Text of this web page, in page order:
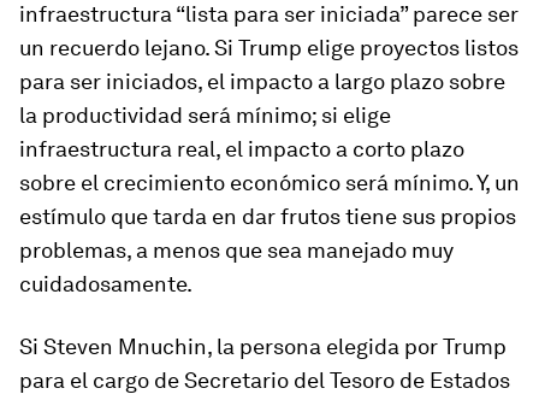
infraestructura “lista para ser iniciada” parece ser
un recuerdo lejano. Si Trump elige proyectos listos
para ser iniciados, el impacto a largo plazo sobre
la productividad será mínimo; si elige
infraestructura real, el impacto a corto plazo
sobre el crecimiento económico será mínimo. Y, un
estímulo que tarda en dar frutos tiene sus propios
problemas, a menos que sea manejado muy
cuidadosamente.
Si Steven Mnuchin, la persona elegida por Trump
para el cargo de Secretario del Tesoro de Estados